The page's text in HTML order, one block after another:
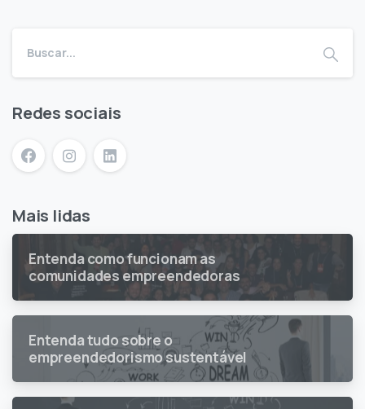
Redes sociais
Mais lidas
Entenda como funcionam as
comunidades empreendedoras
Entenda tudo sobre o
empreendedorismo sustentável